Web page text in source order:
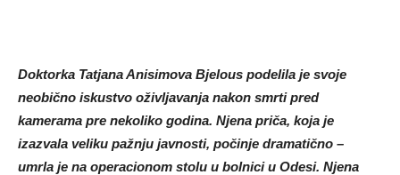
Doktorka Tatjana Anisimova Bjelous podelila je svoje
neobično iskustvo oživljavanja nakon smrti pred
kamerama pre nekoliko godina. Njena priča, koja je
izazvala veliku pažnju javnosti, počinje dramatično –
umrla je na operacionom stolu u bolnici u Odesi. Njena